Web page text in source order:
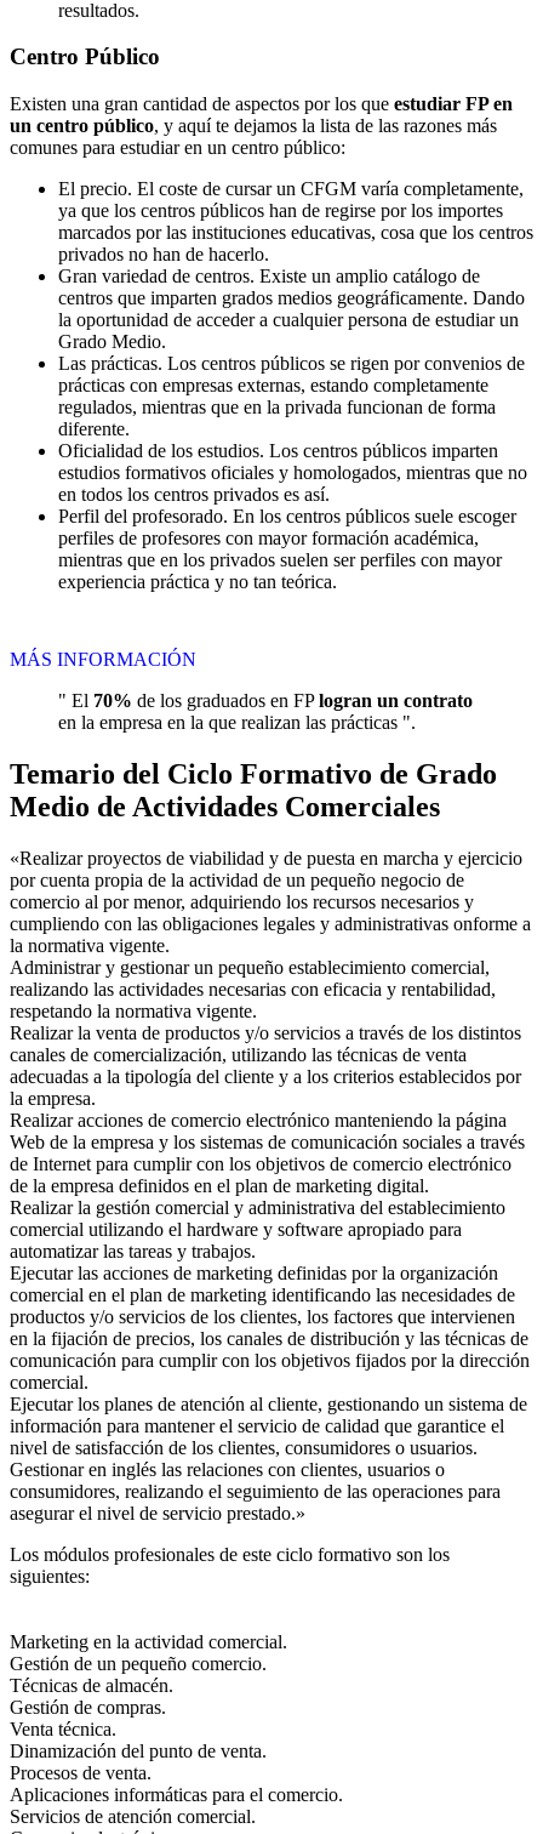
resultados.
Centro Público
Existen una gran cantidad de aspectos por los que estudiar FP en
un centro público, y aquí te dejamos la lista de las razones más
comunes para estudiar en un centro público:
El precio. El coste de cursar un CFGM varía completamente,
ya que los centros públicos han de regirse por los importes
marcados por las instituciones educativas, cosa que los centros
privados no han de hacerlo.
Gran variedad de centros. Existe un amplio catálogo de
centros que imparten grados medios geográficamente. Dando
la oportunidad de acceder a cualquier persona de estudiar un
Grado Medio.
Las prácticas. Los centros públicos se rigen por convenios de
prácticas con empresas externas, estando completamente
regulados, mientras que en la privada funcionan de forma
diferente.
Oficialidad de los estudios. Los centros públicos imparten
estudios formativos oficiales y homologados, mientras que no
en todos los centros privados es así.
Perfil del profesorado. En los centros públicos suele escoger
perfiles de profesores con mayor formación académica,
mientras que en los privados suelen ser perfiles con mayor
experiencia práctica y no tan teórica.
MÁS INFORMACIÓN
" El 70% de los graduados en FPlogran un contrato
en la empresa en la que realizan las prácticas ".
Temario del Ciclo Formativo de Grado
Medio de Actividades Comerciales
«Realizar proyectos de viabilidad y de puesta en marcha y ejercicio
por cuenta propia de la actividad de un pequeño negocio de
comercio al por menor, adquiriendo los recursos necesarios y
cumpliendo con las obligaciones legales y administrativas onforme a
la normativa vigente.
Administrar y gestionar un pequeño establecimiento comercial,
realizando las actividades necesarias con eficacia y rentabilidad,
respetando la normativa vigente.
Realizar la venta de productos y/o servicios a través de los distintos
canales de comercialización, utilizando las técnicas de venta
adecuadas a la tipología del cliente y a los criterios establecidos por
la empresa.
Realizar acciones de comercio electrónico manteniendo la página
Web de la empresa y los sistemas de comunicación sociales a través
de Internet para cumplir con los objetivos de comercio electrónico
de la empresa definidos en el plan de marketing digital.
Realizar la gestión comercial y administrativa del establecimiento
comercial utilizando el hardware y software apropiado para
automatizar las tareas y trabajos.
Ejecutar las acciones de marketing definidas por la organización
comercial en el plan de marketing identificando las necesidades de
productos y/o servicios de los clientes, los factores que intervienen
en la fijación de precios, los canales de distribución y las técnicas de
comunicación para cumplir con los objetivos fijados por la dirección
comercial.
Ejecutar los planes de atención al cliente, gestionando un sistema de
información para mantener el servicio de calidad que garantice el
nivel de satisfacción de los clientes, consumidores o usuarios.
Gestionar en inglés las relaciones con clientes, usuarios o
consumidores, realizando el seguimiento de las operaciones para
asegurar el nivel de servicio prestado.»
Los módulos profesionales de este ciclo formativo son los
siguientes:
Marketing en la actividad comercial.
Gestión de un pequeño comercio.
Técnicas de almacén.
Gestión de compras.
Venta técnica.
Dinamización del punto de venta.
Procesos de venta.
Aplicaciones informáticas para el comercio.
Servicios de atención comercial.